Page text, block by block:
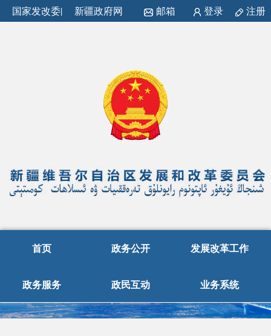
国家发改委| 新疆政府网 邮箱 登录 注册
首页 政务公开 发展改革工作
政务服务 政民互动 业务系统